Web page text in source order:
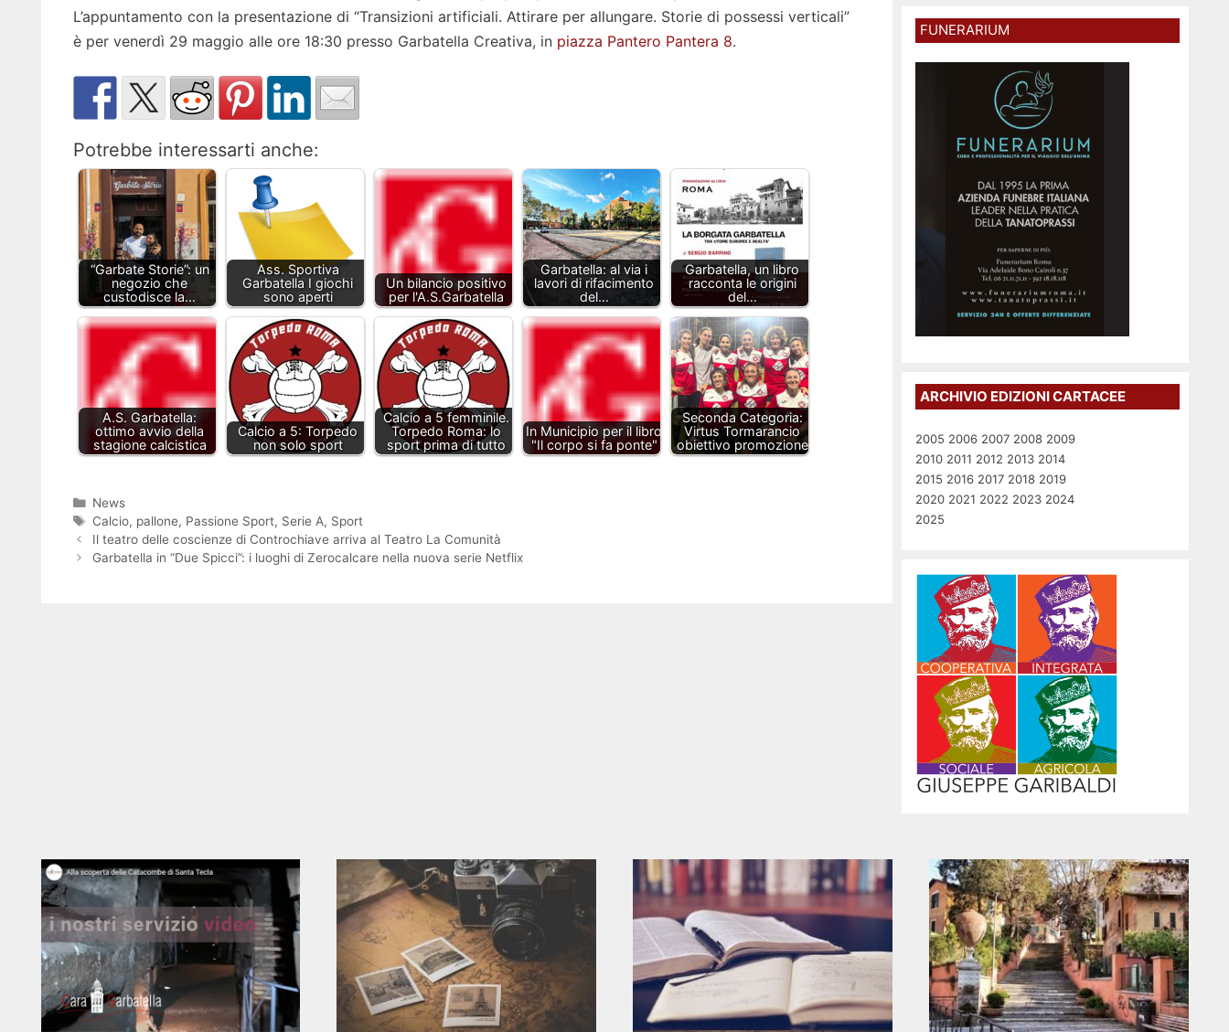
L’appuntamento con la presentazione di “Transizioni artificiali. Attirare per allungare. Storie di possessi verticali”
è per venerdì 29 maggio alle ore 18:30 presso Garbatella Creativa, in piazza Pantero Pantera 8.
Potrebbe interessarti anche:
“Garbate Storie”: un
negozio che
custodisce la…
Ass. Sportiva
Garbatella I giochi
sono aperti
Un bilancio positivo
per l'A.S.Garbatella
Garbatella: al via i
lavori di rifacimento
del…
Garbatella, un libro
racconta le origini
del…
A.S. Garbatella:
ottimo avvio della
stagione calcistica
Calcio a 5: Torpedo
non solo sport
Calcio a 5 femminile.
Torpedo Roma: lo
sport prima di tutto
In Municipio per il libro
"Il corpo si fa ponte"
Seconda Categoria:
Virtus Tormarancio
obiettivo promozione
Categorie
News
Tag
Calcio, pallone, Passione Sport, Serie A, Sport
Il teatro delle coscienze di Controchiave arriva al Teatro La Comunità
Garbatella in “Due Spicci”: i luoghi di Zerocalcare nella nuova serie Netflix
FUNERARIUM
ARCHIVIO EDIZIONI CARTACEE
2005 2006 2007 2008 2009
2010 2011 2012 2013 2014
2015 2016 2017 2018 2019
2020 2021 2022 2023 2024
2025